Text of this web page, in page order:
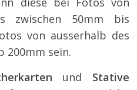
zwischen 50mm bis
von ausserhalb des
200mm sein.
und Stative